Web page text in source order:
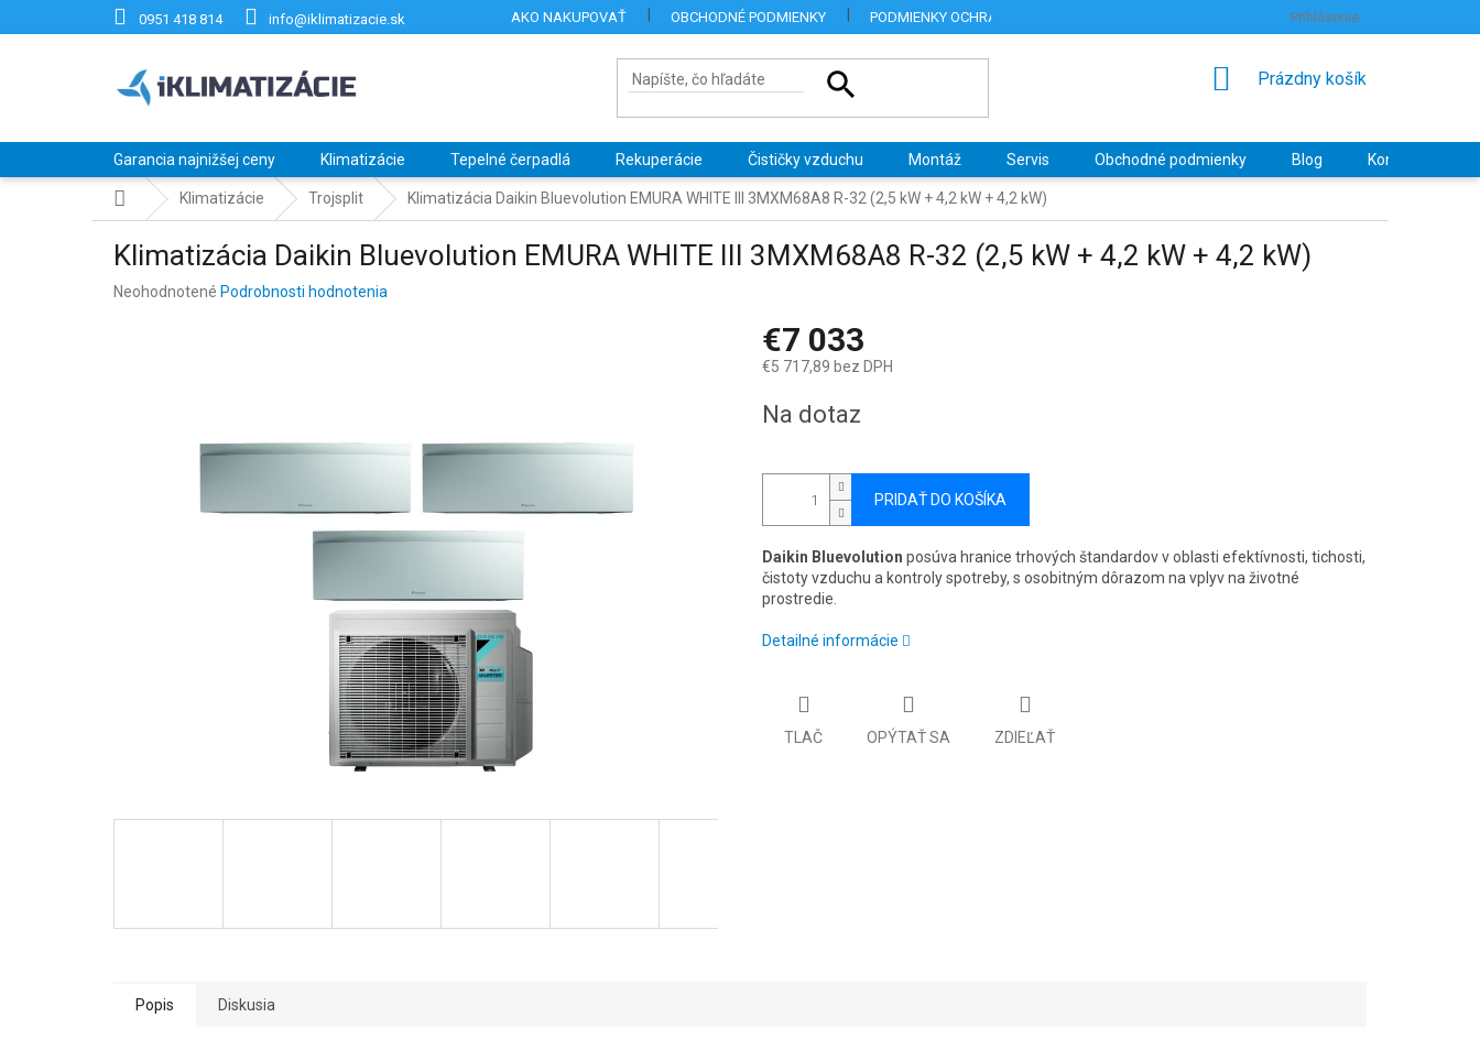
0951 418 814 info@iklimatizacie.sk AKO NAKUPOVAŤ OBCHODNÉ PODMIENKY PODMIENKY OCHRANY OSOBNÝCH ÚDAJOV HODNOTENIE OBCHODU
Prihlásenie
NÁKUPNÝ
Prázdny košík
Garancia najnižšej ceny Klimatizácie Tepelné čerpadlá Rekuperácie Čističky vzduchu Montáž Servis Obchodné podmienky Blog Kontakty
DomovKlimatizácie Trojsplit Klimatizácia Daikin Bluevolution EMURA WHITE III 3MXM68A8 R-32 (2,5 kW + 4,2 kW + 4,2 kW)
Klimatizácia Daikin Bluevolution EMURA WHITE III 3MXM68A8 R-32 (2,5 kW + 4,2 kW + 4,2 kW)
Priemerné
Neohodnotené Podrobnosti hodnotenia
€7 033
€5 717,89 bez DPH
cena:
Na dotaz
PRIDAŤ DO KOŠÍKA
Daikin Bluevolution posúva hranice trhových štandardov v oblasti efektívnosti, tichosti,
čistoty vzduchu a kontroly spotreby, s osobitným dôrazom na vplyv na životné
prostredie.
Detailné informácie
TLAČ OPÝTAŤ SA ZDIEĽAŤ
Popis Diskusia